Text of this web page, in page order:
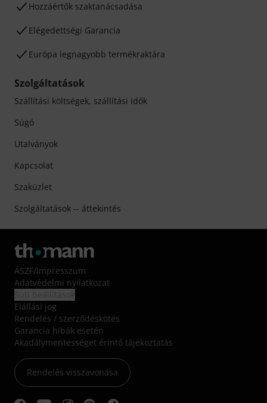
Hozzáértők szaktanácsadása
Elégedettségi Garancia
Európa legnagyobb termékraktára
Szolgáltatások
Szállítási költségek, szállítási idők
Súgó
Utalványok
Kapcsolat
Szaküzlet
Szolgáltatások -- áttekintés
ÁSZF/Impresszum
Adatvédelmi nyilatkozat
Elállási jog
Rendelés / szerződéskötés
Garancia hibák esetén
Akadálymentességet érintő tájékoztatás
Rendelés visszavonása